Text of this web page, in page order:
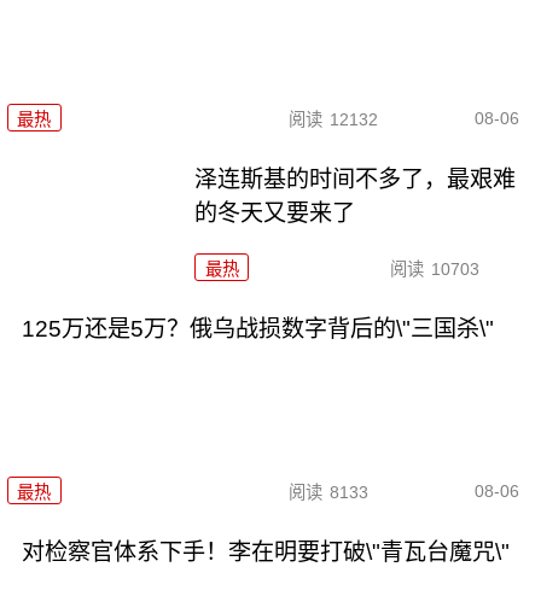
最热 阅读 12132 08-06
泽连斯基的时间不多了，最艰难
的冬天又要来了
最热 阅读 10703
125万还是5万？俄乌战损数字背后的\"三国杀\"
最热 阅读 8133 08-06
对检察官体系下手！李在明要打破\"青瓦台魔咒\"